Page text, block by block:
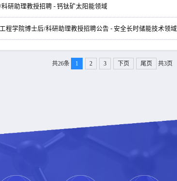
研助理教授招聘 - 钙钛矿太阳能领域
程学院博士后/科研助理教授招聘公告 - 安全长时储能技术领域
共26条 1 2 3 下页 尾页 共3页